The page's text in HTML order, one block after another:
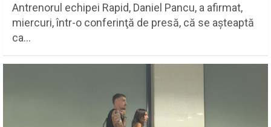
Antrenorul echipei Rapid, Daniel Pancu, a afirmat,
miercuri, într-o conferinţă de presă, că se aşteaptă
ca…